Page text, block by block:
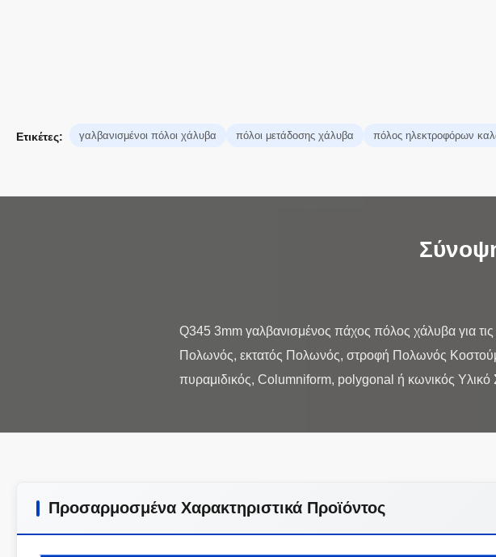
Ετικέτες: γαλβανισμένοι πόλοι χάλυβα πόλοι μετάδοσης χάλυβα πόλος ηλεκτροφόρων
Q345 3mm γαλβανισμένος πάχος πόλος χάλυβα για
Πολωνός, εκτατός Πολωνός, στροφή Πολωνός
Προσαρμοσμένα Χαρακτηριστικά Προϊόντος